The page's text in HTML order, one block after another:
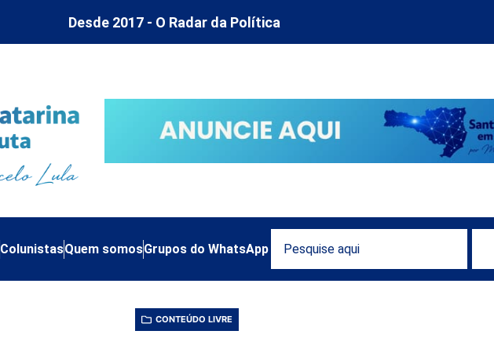
Desde 2017 - O Radar da Política
ColunistasQuem somosGrupos do WhatsApp
CONTEÚDO LIVRE